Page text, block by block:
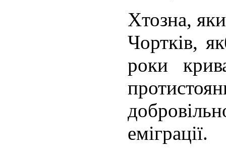
Хтозна,
Чортків,
роки
еміграції.